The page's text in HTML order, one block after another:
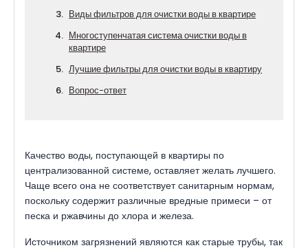
Виды фильтров для очистки воды в квартире
Многоступенчатая система очистки воды в
квартире
Лучшие фильтры для очистки воды в квартиру
Вопрос-ответ
Качество воды, поступающей в квартиры по
централизованной системе, оставляет желать лучшего.
Чаще всего она не соответствует санитарным нормам,
поскольку содержит различные вредные примеси – от
песка и ржавчины до хлора и железа.
Источником загрязнений являются как старые трубы, так